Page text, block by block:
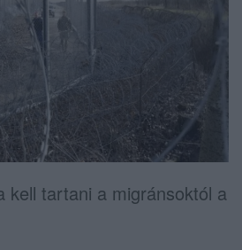
kell tartani a migránsoktól a